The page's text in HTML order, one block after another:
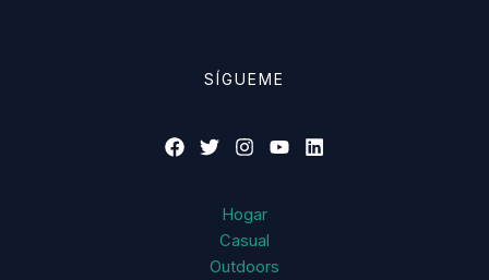
SÍGUEME
Hogar
Casual
Outdoors